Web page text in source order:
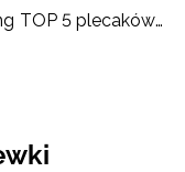
Ranking TOP 5 plecaków szkolnych od 4F